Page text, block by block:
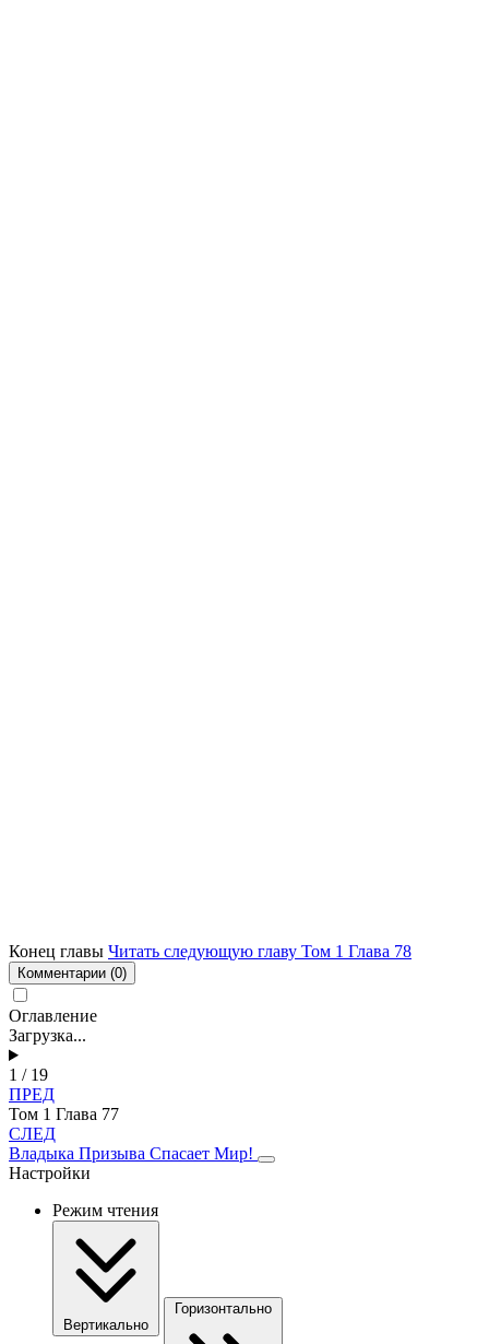
Конец главы Читать следующую главу Том 1 Глава 78
Комментарии (0)
Оглавление
Загрузка...
1 / 19
ПРЕД
Том 1 Глава 77
СЛЕД
Владыка Призыва Спасает Мир!
Настройки
Режим чтения
Вертикально
Горизонтально